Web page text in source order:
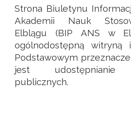
Strona Biuletynu
Akademii Nauk
Elblągu (BIP ANS w
ogólnodostępną witryną
Podstawowym
jest udostępnianie
publicznych.